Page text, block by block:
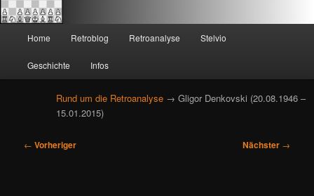
Zum
primären
Inhalt
Zum
sekundären
Inhalt
Home Retroblog Retroanalyse Stelvio
Geschichte Infos
Rund um die Retroanalyse → Gligor Denkovski (20.08.1946 –
15.01.2015)
B← Vorheriger Nächster →